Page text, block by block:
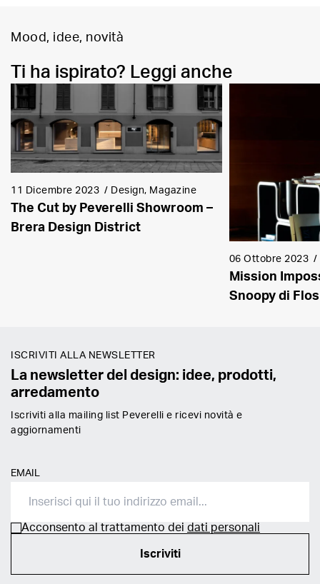
Mood, idee, novità
Ti ha ispirato? Leggi anche
11 Dicembre 2023 / Design, Magazine
The Cut by Peverelli Showroom –
Brera Design District
06 Ottobre 2023 /
Mission
Snoopy di Flos
ISCRIVITI ALLA NEWSLETTER
La newsletter del design: idee, prodotti,
arredamento
Iscriviti alla mailing list Peverelli e ricevi novità e
aggiornamenti
EMAIL
Acconsento al trattamento dei dati personali
Iscriviti